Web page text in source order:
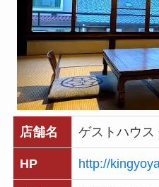
店舗名 ゲストハウス
HP http://